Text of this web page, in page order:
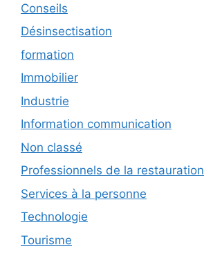
Conseils
Désinsectisation
formation
Immobilier
Industrie
Information communication
Non classé
Professionnels de la restauration
Services à la personne
Technologie
Tourisme